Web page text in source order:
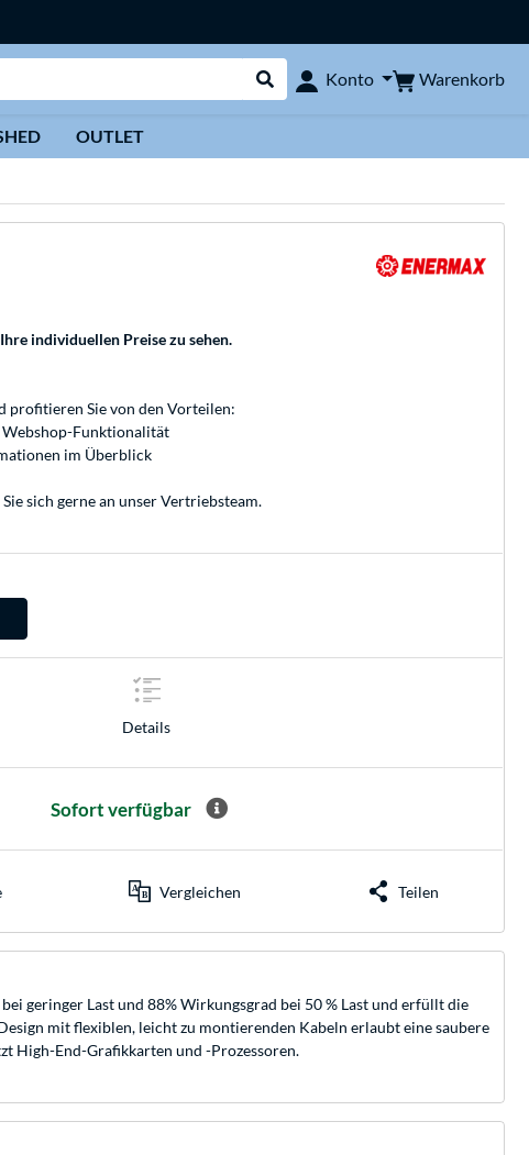
Suche durchführen
Konto Warenkorb
OUTLET
individuellen Preise zu sehen.
profitieren Sie von den Vorteilen:
Funktionalität
im Überblick
sich gerne an unserVertriebsteam.
Details
Sofort verfügbar
Vergleichen Teilen
geringer Last und 88% Wirkungsgrad bei 50 % Last und erfüllt die
mit flexiblen, leicht zu montierenden Kabeln erlaubt eine saubere
High-End-Grafikkarten und -Prozessoren.